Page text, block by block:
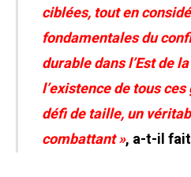
ciblées, tout en
fondamentales du
durable dans l’Est de
l’existence de tous
défi de taille, un
combattant », a-t-il